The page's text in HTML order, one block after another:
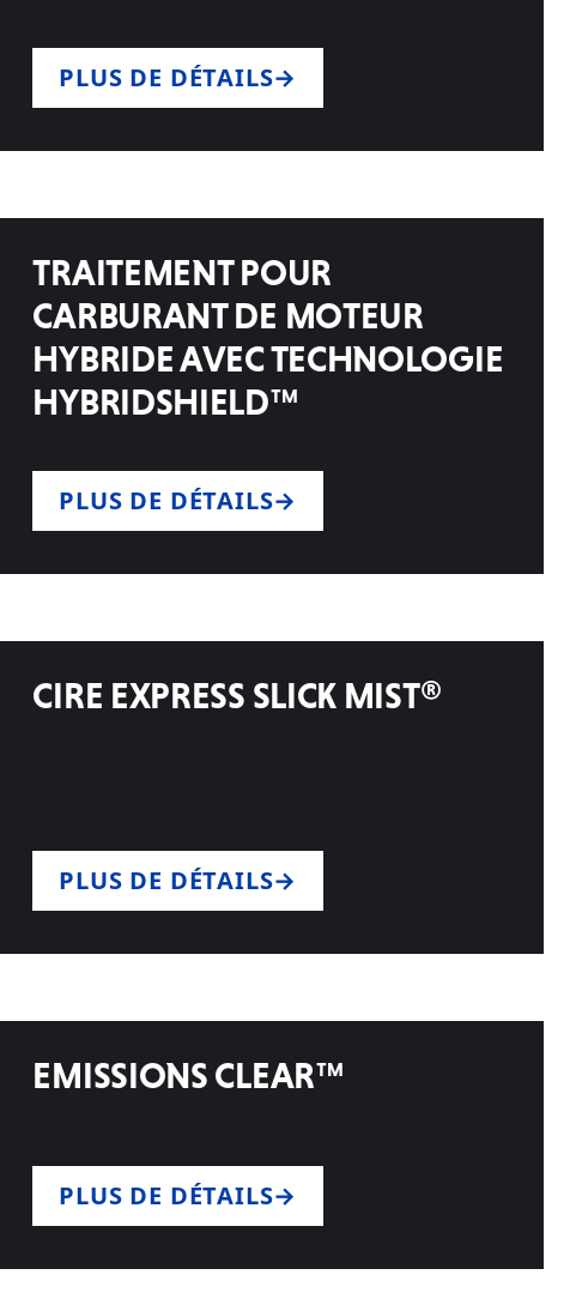
PLUS DE DÉTAILS
TRAITEMENT POUR
CARBURANT DE MOTEUR
HYBRIDE AVEC TECHNOLOGIE
HYBRIDSHIELD™
PLUS DE DÉTAILS
CIRE EXPRESS SLICK MIST®
PLUS DE DÉTAILS
EMISSIONS CLEAR™
PLUS DE DÉTAILS